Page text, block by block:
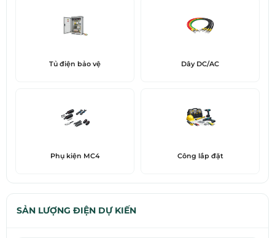
Tủ điện bảo vệ Dây DC/AC
Phụ kiện MC4 Công lắp đặt
SẢN LƯỢNG ĐIỆN DỰ KIẾN